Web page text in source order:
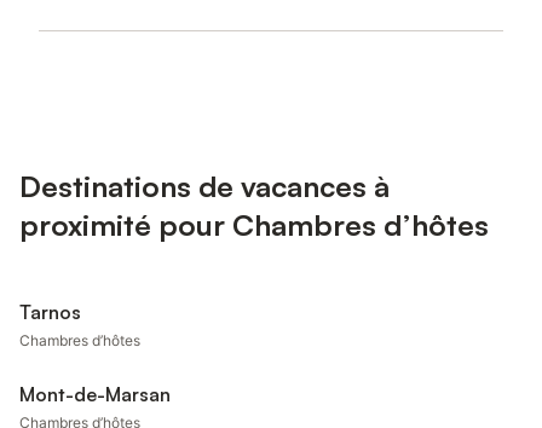
Destinations de vacances à
proximité pour Chambres d’hôtes
Tarnos
Chambres d’hôtes
Mont-de-Marsan
Chambres d’hôtes